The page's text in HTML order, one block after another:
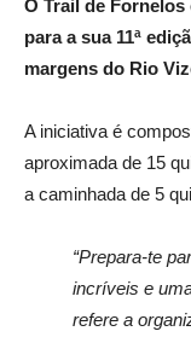
O Trail de
para a sua 11ª
margens do Rio
A iniciativa é
aproximada de 15
a caminhada de 5
“Prepara-te
incríveis e
refere a